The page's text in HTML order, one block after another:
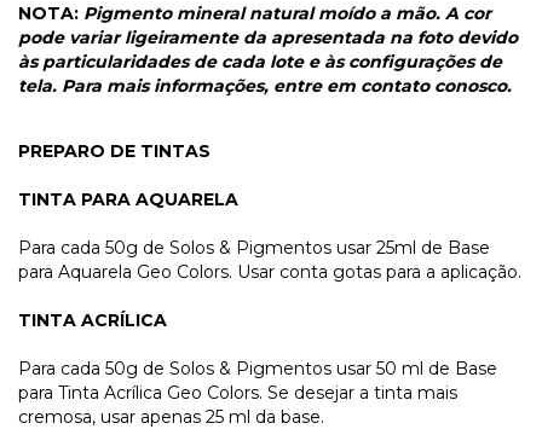
NOTA: Pigmento mineral natural moído a mão. A cor
pode variar ligeiramente da apresentada na foto devido
às particularidades de cada lote e às configurações de
tela. Para mais informações, entre em contato conosco.
PREPARO DE TINTAS
TINTA PARA AQUARELA
Para cada 50g de Solos & Pigmentos usar 25ml de Base
para Aquarela Geo Colors. Usar conta gotas para a aplicação.
TINTA ACRÍLICA
Para cada 50g de Solos & Pigmentos usar 50 ml de Base
para Tinta Acrílica Geo Colors. Se desejar a tinta mais
cremosa, usar apenas 25 ml da base.